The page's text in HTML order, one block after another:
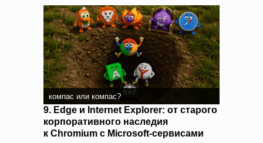
компас или компас?
9. Edge и Internet Explorer: от старого
корпоративного наследия
к Chromium с Microsoft‑сервисами